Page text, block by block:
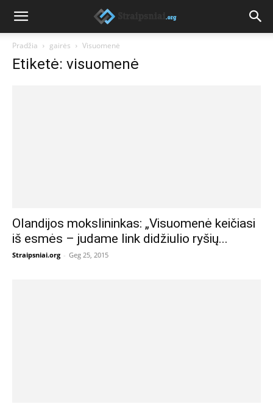
Pradžia gairės Visuomenė
Etiketė: visuomenė
Olandijos mokslininkas: „Visuomenė keičiasi
iš esmės – judame link didžiulio ryšių...
Straipsniai.org - Geg 25, 2015